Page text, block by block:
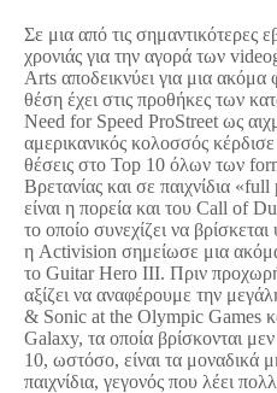
Σε μια από τις σημαντικότερες
χρονιάς για την αγορά των
Arts αποδεικνύει για μια
θέση έχει στις προθήκες των
Need for Speed ProStreet ως
αμερικανικός κολοσσός κέρδισε
θέσεις στο Top 10 όλων των
Βρετανίας και σε παιχνίδια
είναι η πορεία και του Call of
το οποίο συνεχίζει να
η Activision σημείωσε μια
το Guitar Hero III. Πριν
αξίζει να αναφέρουμε την
& Sonic at the Olympic Games
Galaxy, τα οποία βρίσκονται
10, ωστόσο, είναι τα μοναδικά
παιχνίδια, γεγονός που λέει